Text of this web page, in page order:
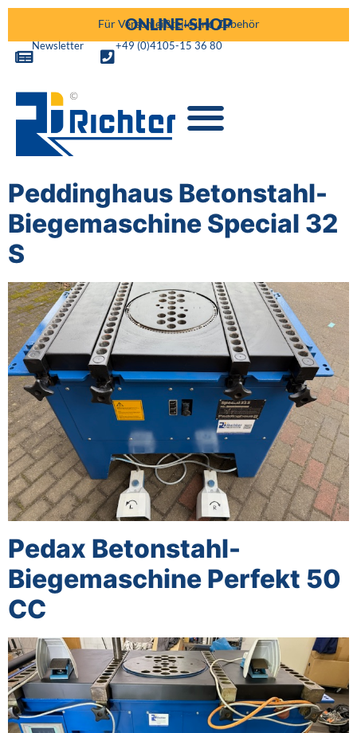
ONLINE-SHOP
Für Verschleißteile und Zubehör
Newsletter +49 (0)4105-15 36 80
Peddinghaus Betonstahl-
Biegemaschine Special 32
S
Pedax Betonstahl-
Biegemaschine Perfekt 50
CC